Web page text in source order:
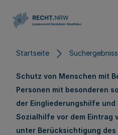
Startseite
Schutz von Menschen mit
Personen mit besonderen
der Eingliederungshilfe
Sozialhilfe vor dem Eintrag
unter Berücksichtigung